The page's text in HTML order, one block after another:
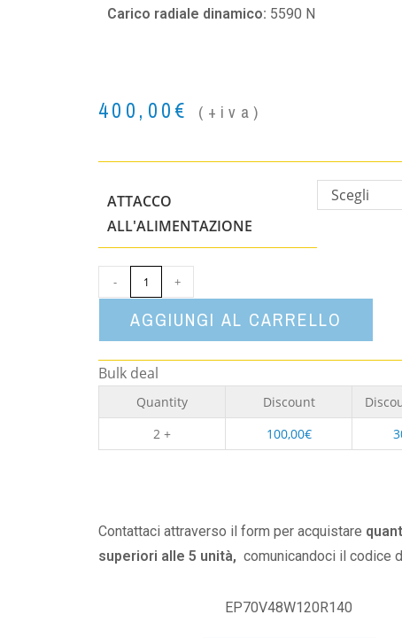
Carico radiale dinamico: 5590 N
400,00€ (+iva)
ATTACCO
ALL'ALIMENTAZIONE
Scegli
- +
AGGIUNGI AL CARRELLO
Bulk deal
Quantity Discount
2 +
100,00€
Contattaci attraverso il form per acquistare
superiori alle 5 unità, comunicandoci il codice
EP70V48W120R140